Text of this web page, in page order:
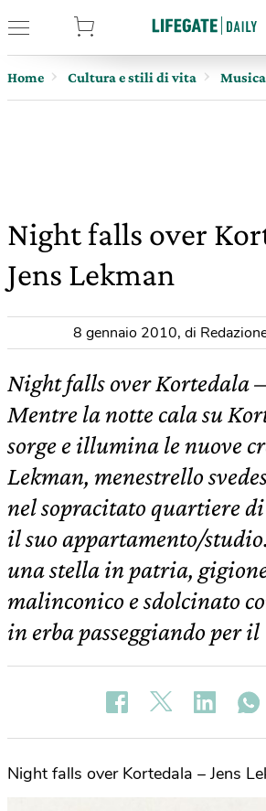
Home Cultura e stili di vita Musica
Night falls over
Jens Lekman
8 gennaio 2010, di
Night falls over Kortedala
Mentre la notte cala su
sorge e illumina le nuove
Lekman, menestrello
nel sopracitato quartiere
il suo appartamento/
una stella in patria,
malinconico e sdolcinato
in erba passeggiando per il
Night falls over Kortedala – Jens